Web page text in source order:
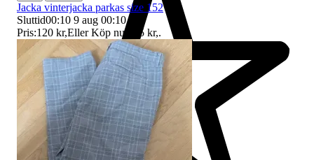
Jacka vinterjacka parkas size 152
Sluttid00:10 9 aug 00:10.
Pris:120 kr,Eller Köp nu 125 kr,.